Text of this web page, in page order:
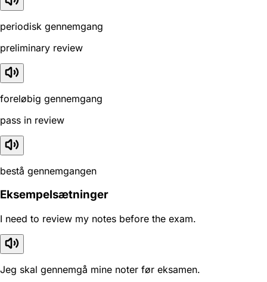
periodisk gennemgang
preliminary review
foreløbig gennemgang
pass in review
bestå gennemgangen
Eksempelsætninger
I need to review my notes before the exam.
Jeg skal gennemgå mine noter før eksamen.